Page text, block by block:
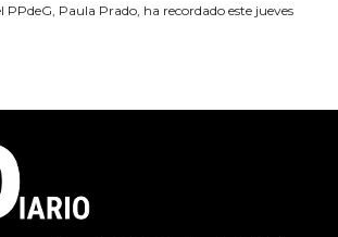
PPdeG, Paula Prado, ha recordado este jueves